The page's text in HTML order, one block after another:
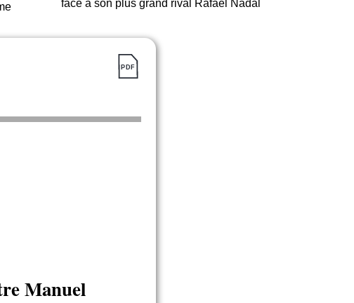
face à son plus grand rival Rafael Nadal
Manuel